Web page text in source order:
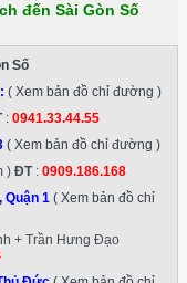
đến Sài Gòn Số
Số
( Xem bản đồ chỉ đường )
: 0941.33.44.55
( Xem bản đồ chỉ đường )
) ĐT: 0909.186.168
Quận 1 ( Xem bản đồ chỉ
+ Trần Hưng Đạo